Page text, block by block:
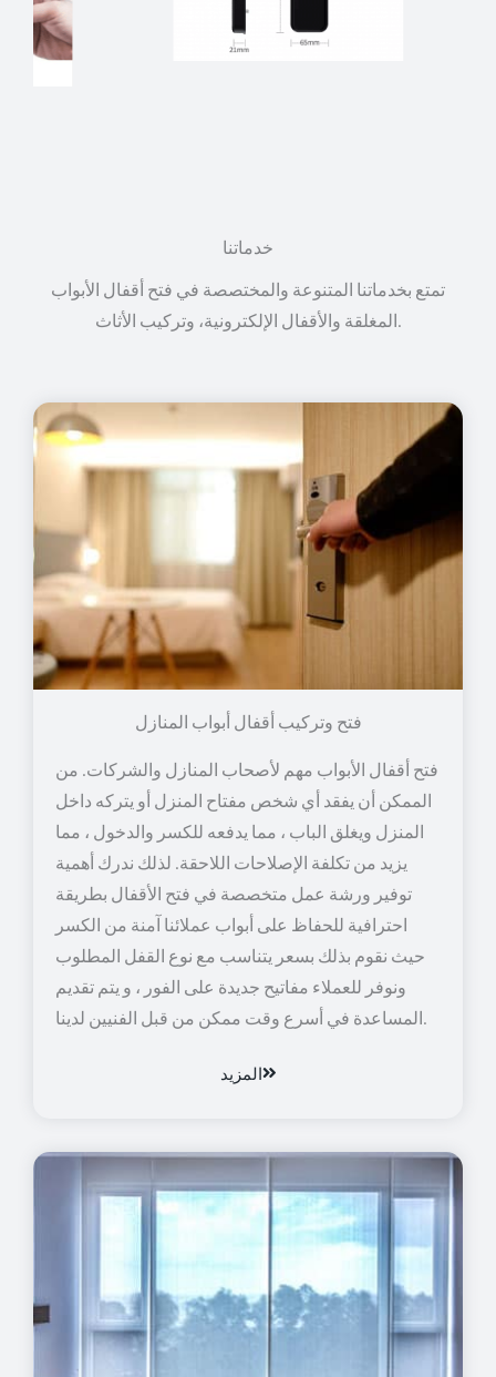
خدماتنا
تمتع بخدماتنا المتنوعة والمختصصة في فتح أقفال الأبواب
فتح وتركيب أقفال أبواب المنازل
فتح أقفال الأبواب مهم لأصحاب المنازل والشركات. من
الممكن أن يفقد أي شخص مفتاح المنزل أو يتركه داخل
المنزل ويغلق الباب ، مما يدفعه للكسر والدخول ، مما
يزيد من تكلفة الإصلاحات اللاحقة. لذلك ندرك أهمية
توفير ورشة عمل متخصصة في فتح الأقفال بطريقة
احترافية للحفاظ على أبواب عملائنا آمنة من الكسر
حيث نقوم بذلك بسعر يتناسب مع نوع القفل المطلوب
ونوفر للعملاء مفاتيح جديدة على الفور ، و يتم تقديم
المساعدة في أسرع وقت ممكن من قبل الفنيين لدينا.
المزيد